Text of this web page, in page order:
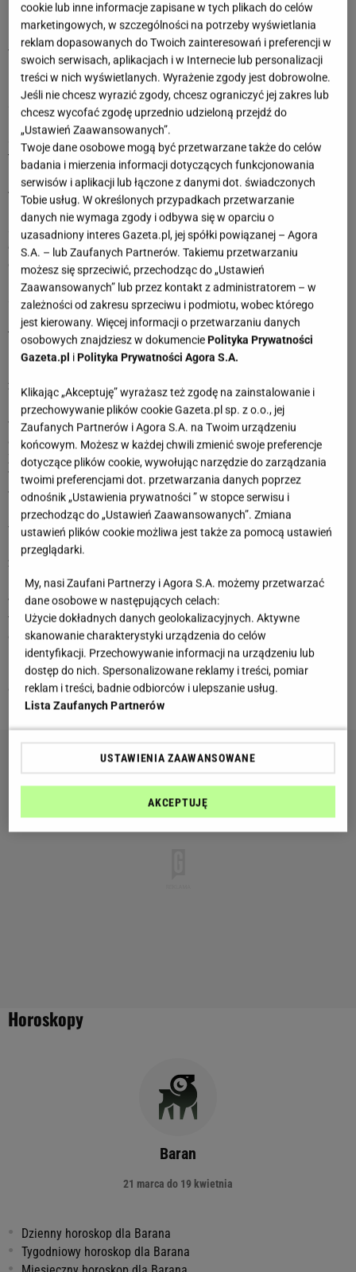
11 maja 2026 - 17 maja 2026
Byku, w tym tygodniu osoby spod znaku Byka pojawi się
więcej ruchu i konkretów. W pracy i finansach warto działać
rozsądnie i nie ryzykować bez potrzeby, bo łatwo o
niepotrzebne komplikacje. Relacje mogą wymagać większej
szczerości i jasnej komunikacji, nawet jeśli rozmowy nie
będą całkiem komfortowe. Ktoś może odezwać się z ważną
sprawą lub propozycją, którą warto spokojnie rozważyć. To
tydzień, w którym cierpliwość przynosi realne efekty.
4 maja 2026 - 10 maja 2026
Byku, choć maj zacznie się spokojniej, to będziesz czuć na
swoich barkach nacisk na porządkowanie spraw i
odzyskiwanie równowagi. Możesz potrzebować więcej
czasu dla siebie i nieco zwolnić tempo, żeby lepiej złapać
kierunek działania. Drobne sprawy wymagają dokładności,
ale bez presji i nerwowych decyzji. To dobry moment na
przemyślenie planów i odcięcie się od chaosu z ostatnich
tygodni. W tle może pojawić się potrzeba większego
komfortu i stabilizacji w codzienności.
27 kwietnia 2026 - 3 maja 2026
Byku, najbliższy tydzień może postawić Cię przed
wewnętrznym dylematem między tym, czego naprawdę
chcesz, a tym, co wydaje się „właściwe” w oczach innych.
Zanim podejmiesz decyzję, zastanów się, czy nie kieruje
Tobą obawa przed oceną. Działaj w zgodzie ze swoimi
wartościami, nawet jeśli nie wszyscy to zrozumieją.
Rezygnowanie z siebie na dłuższą metę przynosi tylko
frustrację.
20 kwietnia 2026 - 26 kwietnia 2026
Byku, w najbliższym tygodniu poczujesz, że od Ciebie
wymaga się więcej, niż masz siły dać. To dobry moment, by
wyznaczyć granice i spokojnie powiedzieć „nie” tam, gdzie
czujesz przeciążenie. Nie bój się chronić samego siebie. W
rodzinie możesz zostać poproszony o radę lub wsparcie -
udzielaj jej, ale nie bierz odpowiedzialności za cudze
decyzje.
Horoskopy
Baran
21 marca do 19 kwietnia
Dzienny horoskop dla Barana
Tygodniowy horoskop dla Barana
cookie lub inne informacje zapisane w tych plikach do celów
marketingowych, w szczególności na potrzeby wyświetlania
reklam dopasowanych do Twoich zainteresowań i preferencji w
swoich serwisach, aplikacjach i w Internecie lub personalizacji
treści w nich wyświetlanych. Wyrażenie zgody jest dobrowolne.
Jeśli nie chcesz wyrazić zgody, chcesz ograniczyć jej zakres lub
chcesz wycofać zgodę uprzednio udzieloną przejdź do
„Ustawień Zaawansowanych”.
Twoje dane osobowe mogą być przetwarzane także do celów
badania i mierzenia informacji dotyczących funkcjonowania
serwisów i aplikacji lub łączone z danymi dot. świadczonych
Tobie usług. W określonych przypadkach przetwarzanie
danych nie wymaga zgody i odbywa się w oparciu o
uzasadniony interes Gazeta.pl, jej spółki powiązanej – Agora
S.A. – lub Zaufanych Partnerów. Takiemu przetwarzaniu
możesz się sprzeciwić, przechodząc do „Ustawień
Zaawansowanych” lub przez kontakt z administratorem – w
zależności od zakresu sprzeciwu i podmiotu, wobec którego
jest kierowany. Więcej informacji o przetwarzaniu danych
osobowych znajdziesz w dokumenciePolityka Prywatności
Gazeta.pl iPolityka Prywatności Agora S.A.
Klikając „Akceptuję” wyrażasz też zgodę na zainstalowanie i
przechowywanie plików cookie Gazeta.pl sp. z o.o., jej
Zaufanych Partnerów i Agora S.A. na Twoim urządzeniu
końcowym. Możesz w każdej chwili zmienić swoje preferencje
dotyczące plików cookie, wywołując narzędzie do zarządzania
twoimi preferencjami dot. przetwarzania danych poprzez
odnośnik „Ustawienia prywatności ” w stopce serwisu i
przechodząc do „Ustawień Zaawansowanych”. Zmiana
ustawień plików cookie możliwa jest także za pomocą ustawień
przeglądarki.
My, nasi Zaufani Partnerzy i Agora S.A. możemy przetwarzać
dane osobowe w następujących celach:
Użycie dokładnych danych geolokalizacyjnych. Aktywne
skanowanie charakterystyki urządzenia do celów
identyfikacji. Przechowywanie informacji na urządzeniu lub
dostęp do nich. Spersonalizowane reklamy i treści, pomiar
reklam i treści, badnie odbiorców i ulepszanie usług.
Lista Zaufanych Partnerów
USTAWIENIA ZAAWANSOWANE
AKCEPTUJĘ